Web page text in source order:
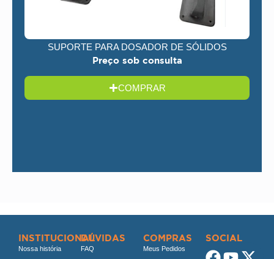
SUPORTE PARA DOSADOR DE SÓLIDOS
Preço sob consulta
COMPRAR
INSTITUCIONAL
Nossa história
DÚVIDAS
FAQ
COMPRAS
Meus Pedidos
SOCIAL